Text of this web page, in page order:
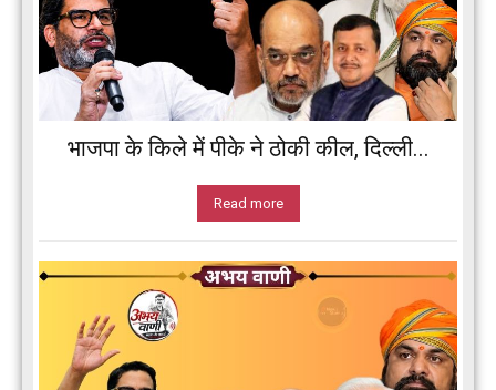
भाजपा के किले में पीके ने ठोकी कील, दिल्ली...
Read more